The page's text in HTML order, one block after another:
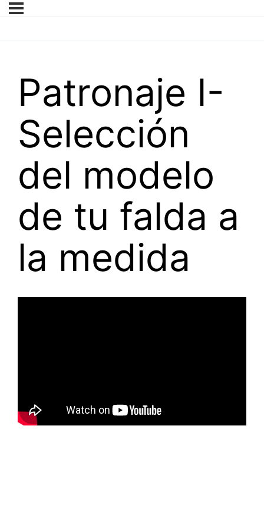
Patronaje I-
Selección
del modelo
de tu falda a
la medida